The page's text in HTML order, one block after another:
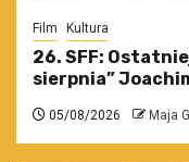
Film Kultura
26. SFF:
sierpnia”
05/08/2026 Maja